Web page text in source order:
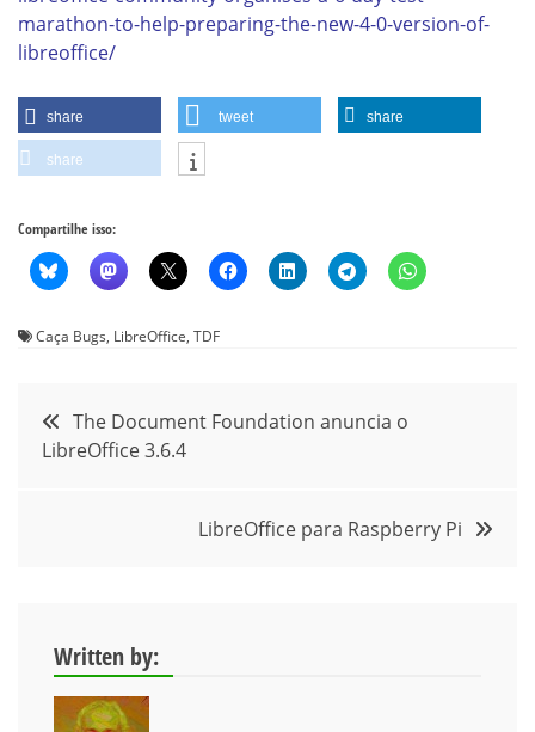
marathon-to-help-preparing-the-new-4-0-version-of-
libreoffice/
share tweet share
share
Compartilhe isso:
Caça Bugs, LibreOffice, TDF
Navegação
de
The Document Foundation anuncia o
LibreOffice 3.6.4
LibreOffice para Raspberry Pi
Written by: